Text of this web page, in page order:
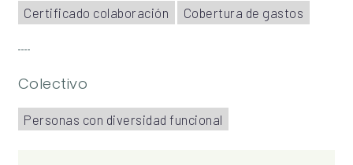
Certificado colaboración
Cobertura de gastos
Colectivo
Personas con diversidad funcional